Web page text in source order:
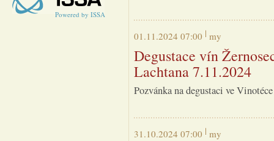
Powered by ISSA
01.11.2024 07:00 my
Degustace vín
Lachtana 7.11.2024
Pozvánka na degustaci ve
31.10.2024 07:00 my